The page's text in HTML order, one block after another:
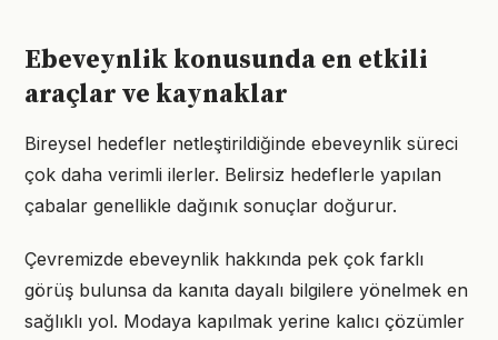
Ebeveynlik konusunda en etkili
araçlar ve kaynaklar
Bireysel hedefler netleştirildiğinde ebeveynlik süreci
çok daha verimli ilerler. Belirsiz hedeflerle yapılan
çabalar genellikle dağınık sonuçlar doğurur.
Çevremizde ebeveynlik hakkında pek çok farklı
görüş bulunsa da kanıta dayalı bilgilere yönelmek en
sağlıklı yol. Modaya kapılmak yerine kalıcı çözümler